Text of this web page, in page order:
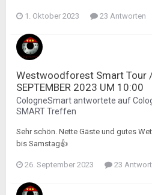
1. Oktober 2023 23 Antworten
Westwoodforest Smart Tour /
SEPTEMBER 2023 UM 10:00
CologneSmartantwortete auf
SMART Treffen
Sehr schön. Nette Gäste und gutes
bis Samstag👍
26. September 2023 23